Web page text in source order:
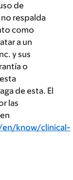
de
respalda
como
a un
y sus
o
de esta. El
las
know/clinical-